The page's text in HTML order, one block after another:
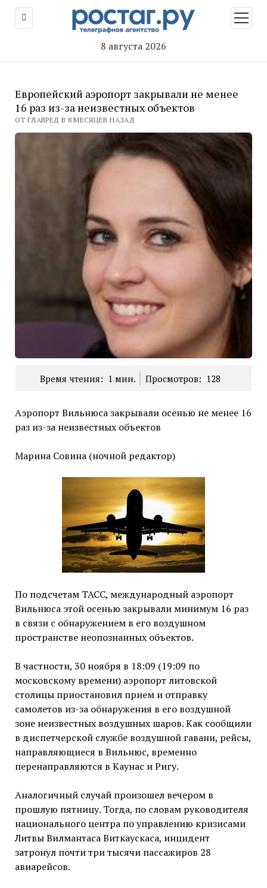
8 августа 2026
меню
Европейский аэропорт закрывали не менее
16 раз из-за неизвестных объектов
ОТ ГЛАВРЕД В 8 МЕСЯЦЕВ НАЗАД
Время чтения: 1 мин. Просмотров: 128
Аэропорт Вильнюса закрывали осенью не менее 16
раз из-за неизвестных объектов
Марина Совина (ночной редактор)
По подсчетам ТАСС, международный аэропорт
Вильнюса этой осенью закрывали минимум 16 раз
в связи с обнаружением в его воздушном
пространстве неопознанных объектов.
В частности, 30 ноября в 18:09 (19:09 по
московскому времени) аэропорт литовской
столицы приостановил прием и отправку
самолетов из-за обнаружения в его воздушной
зоне неизвестных воздушных шаров. Как сообщили
в диспетчерской службе воздушной гавани, рейсы,
направляющиеся в Вильнюс, временно
перенаправляются в Каунас и Ригу.
Аналогичный случай произошел вечером в
прошлую пятницу. Тогда, по словам руководителя
национального центра по управлению кризисами
Литвы Вилмантаса Виткаускаса, инцидент
затронул почти три тысячи пассажиров 28
авиарейсов.